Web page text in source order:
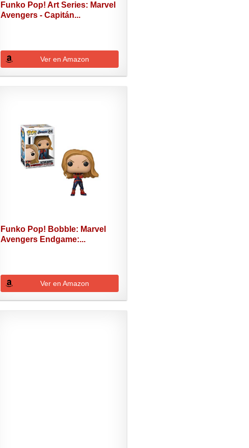
Funko Pop! Art Series: Marvel
Avengers - Capitán...
Ver en Amazon
Funko Pop! Bobble: Marvel
Avengers Endgame:...
Ver en Amazon